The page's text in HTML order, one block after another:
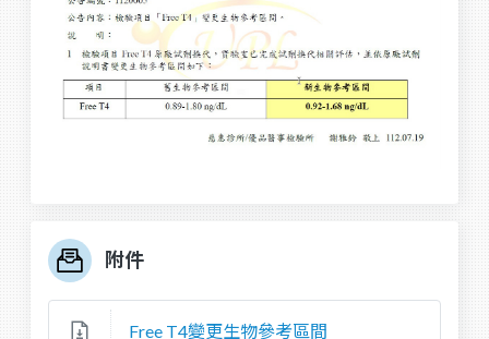
附件
Free T4變更生物參考區間